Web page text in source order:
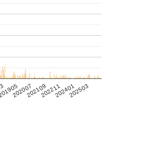
202007202109202211202401202503